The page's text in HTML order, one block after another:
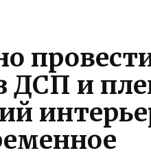
ДСП и